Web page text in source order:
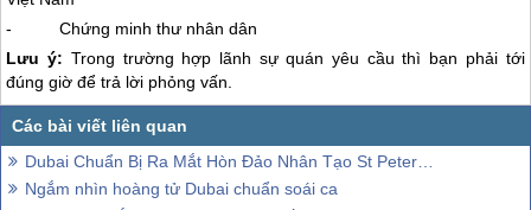
- Chứng minh thư nhân dân
Lưu ý: Trong trường hợp lãnh sự quán yêu cầu thì bạn phải tới
đúng giờ để trả lời phỏng vấn.
Dubai Chuẩn Bị Ra Mắt Hòn Đảo Nhân Tạo St Petersburg
Ngắm nhìn hoàng tử Dubai chuẩn soái ca